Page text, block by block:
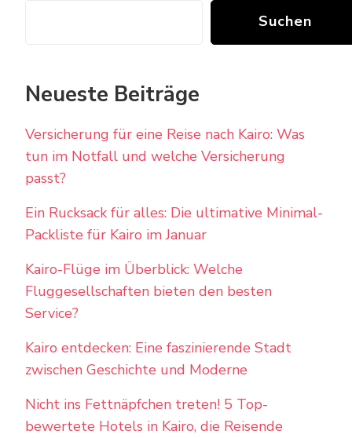
Suchen
Neueste Beiträge
Versicherung für eine Reise nach Kairo: Was
tun im Notfall und welche Versicherung
passt?
Ein Rucksack für alles: Die ultimative Minimal-
Packliste für Kairo im Januar
Kairo-Flüge im Überblick: Welche
Fluggesellschaften bieten den besten
Service?
Kairo entdecken: Eine faszinierende Stadt
zwischen Geschichte und Moderne
Nicht ins Fettnäpfchen treten! 5 Top-
bewertete Hotels in Kairo, die Reisende